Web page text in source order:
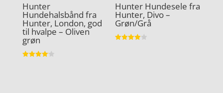
Hunter
Hundehalsbånd fra
Hunter, London, god
til hvalpe – Oliven
grøn
Hunter Hundesele fra
Hunter, Divo –
Grøn/Grå